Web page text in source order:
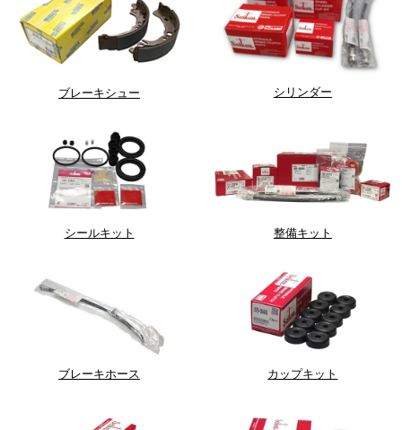
ブレーキシュー シリンダー
シールキット 整備キット
ブレーキホース カップキット